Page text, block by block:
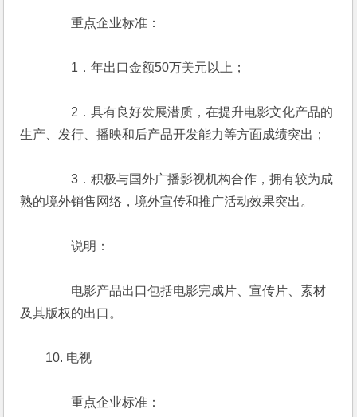
重点企业标准：
1．年出口金额50万美元以上；
2．具有良好发展潜质，在提升电影文化产品的
生产、发行、播映和后产品开发能力等方面成绩突出；
3．积极与国外广播影视机构合作，拥有较为成
熟的境外销售网络，境外宣传和推广活动效果突出。
说明：
电影产品出口包括电影完成片、宣传片、素材
及其版权的出口。
10. 电视
重点企业标准：